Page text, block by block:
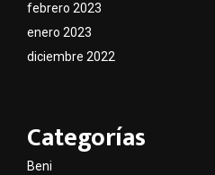
febrero 2023
enero 2023
diciembre 2022
Categorías
Beni